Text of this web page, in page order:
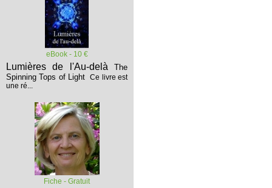
eBook - 10 €
Lumières de l'Au-delà The
Spinning Tops of Light Ce livre est
une ré...
Fiche - Gratuit